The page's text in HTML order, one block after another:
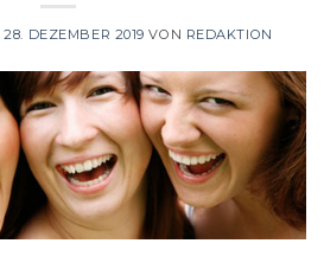
28. DEZEMBER 2019 VON REDAKTION